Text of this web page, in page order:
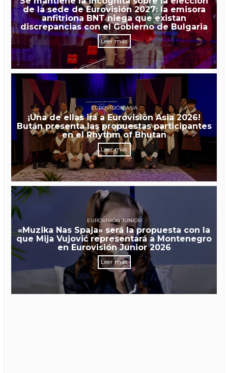
de la sede de Eurovisión 2027: la emisora
anfitriona BNT niega que existan
discrepancias con el Gobierno de Bulgaria
Leer más
EUROVISIÓN ASIA
¡Una de ellas irá a Eurovisión Asia 2026!
Bután presenta las propuestas participantes
en el Rhythm of Bhutan
Leer más
EUROVISIÓN JUNIOR
«Muzika Nas Spaja» será la propuesta con la
que Mija Vujović representará a Montenegro
en Eurovisión Junior 2026
Leer más